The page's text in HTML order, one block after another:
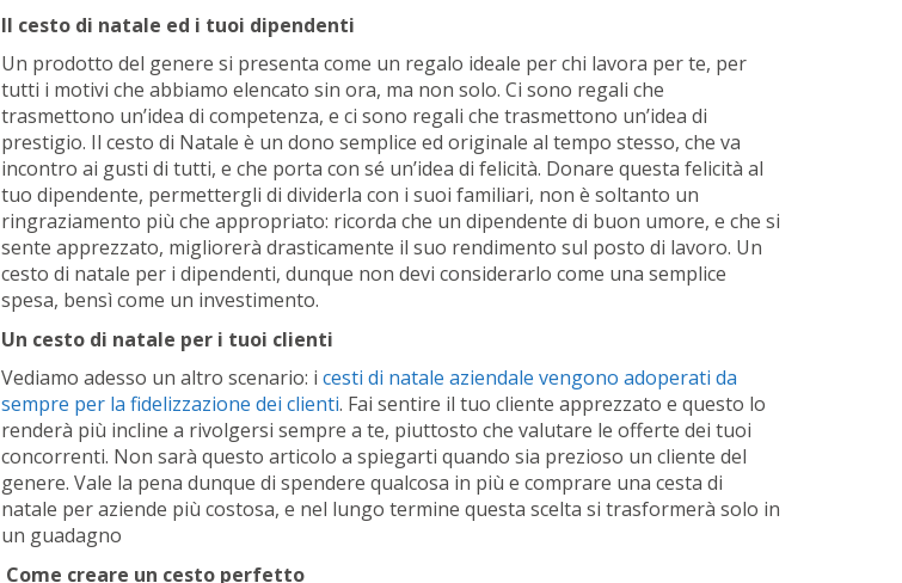
Il cesto di natale ed i tuoi dipendenti
Un prodotto del genere si presenta come un regalo ideale per chi lavora per te, per
tutti i motivi che abbiamo elencato sin ora, ma non solo. Ci sono regali che
trasmettono un’idea di competenza, e ci sono regali che trasmettono un’idea di
prestigio. Il cesto di Natale è un dono semplice ed originale al tempo stesso, che va
incontro ai gusti di tutti, e che porta con sé un’idea di felicità. Donare questa felicità al
tuo dipendente, permettergli di dividerla con i suoi familiari, non è soltanto un
ringraziamento più che appropriato: ricorda che un dipendente di buon umore, e che si
sente apprezzato, migliorerà drasticamente il suo rendimento sul posto di lavoro. Un
cesto di natale per i dipendenti, dunque non devi considerarlo come una semplice
spesa, bensì come un investimento.
Un cesto di natale per i tuoi clienti
Vediamo adesso un altro scenario: i cesti di natale aziendale vengono adoperati da
sempre per la fidelizzazione dei clienti. Fai sentire il tuo cliente apprezzato e questo lo
renderà più incline a rivolgersi sempre a te, piuttosto che valutare le offerte dei tuoi
concorrenti. Non sarà questo articolo a spiegarti quando sia prezioso un cliente del
genere. Vale la pena dunque di spendere qualcosa in più e comprare una cesta di
natale per aziende più costosa, e nel lungo termine questa scelta si trasformerà solo in
un guadagno
Come creare un cesto perfetto